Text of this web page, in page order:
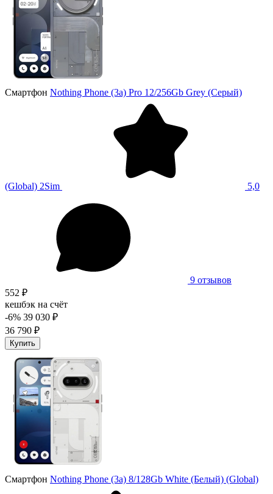
Смартфон Nothing Phone (3a) Pro 12/256Gb Grey (Серый)
(Global) 2Sim 5,0
9 отзывов
552 ₽
кешбэк на счёт
-6% 39 030 ₽
36 790 ₽
Купить
Смартфон Nothing Phone (3a) 8/128Gb White (Белый) (Global)